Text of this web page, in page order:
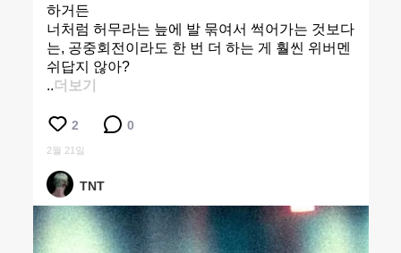
하거든
너처럼 허무라는 늪에 발 묶여서 썩어가는 것보다
는, 공중회전이라도 한 번 더 하는 게 훨씬 위버멘
쉬답지 않아?
..더보기
2 0
2월 21일
TNT